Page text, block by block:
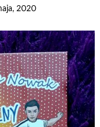
2020